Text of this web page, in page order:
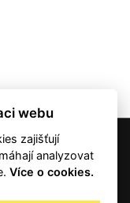
obsahu. |
webu
zajišťují
analyzovat
Více o cookies.